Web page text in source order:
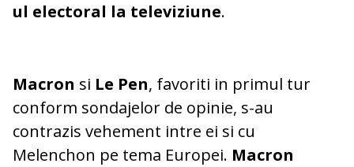
ul electoral la televiziune.
Macron si Le Pen, favoriti in primul tur
conform sondajelor de opinie, s-au
contrazis vehement intre ei si cu
Melenchon pe tema Europei. Macron